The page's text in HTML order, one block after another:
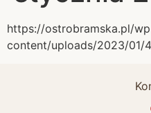
https://ostrobramska.pl/
content/uploads/2023/01/